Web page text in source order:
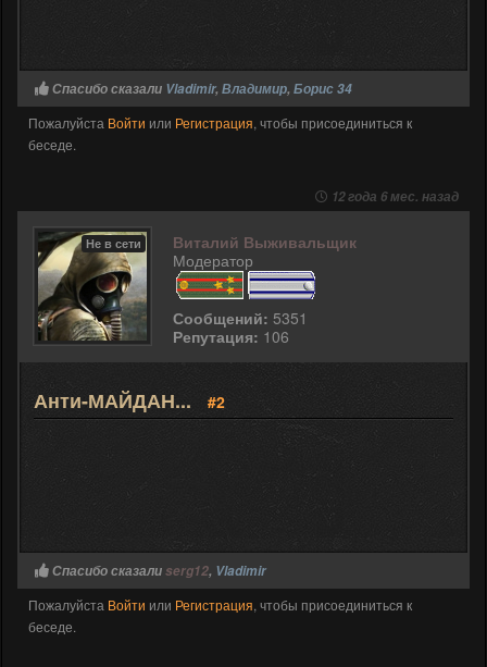
Спасибо сказали Vladimir, Владимир, Борис 34
Пожалуйста Войти или Регистрация, чтобы присоединиться к
беседе.
12 года 6 мес. назад
Не в сети
Виталий Выживальщик
Модератор
Сообщений: 5351
Репутация: 106
Анти-МАЙДАН... #2
Спасибо сказалиserg12, Vladimir
Пожалуйста Войти или Регистрация, чтобы присоединиться к
беседе.